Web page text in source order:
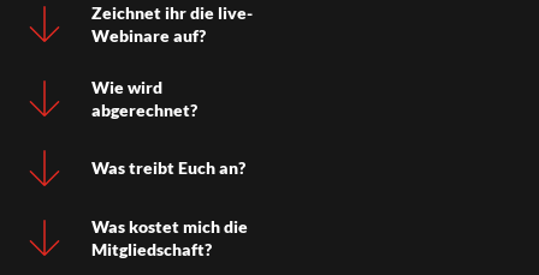
Zeichnet ihr die live-
Webinare auf?
Wie wird
abgerechnet?
Was treibt Euch an?
Was kostet mich die
Mitgliedschaft?